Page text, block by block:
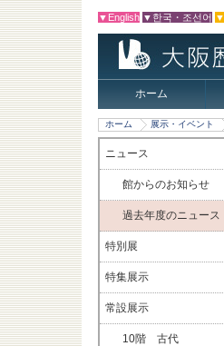
▼English ▼한국・조선어
ホーム
ホーム 展示・イベント
ニュース
館からのお知らせ
過去年度のニュース
特別展
特集展示
常設展示
10階 古代